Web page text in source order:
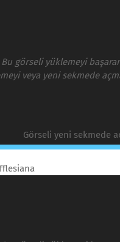
Bu görseli yüklemeyi
veya yeni sekmede
Görseli yeni sekmede